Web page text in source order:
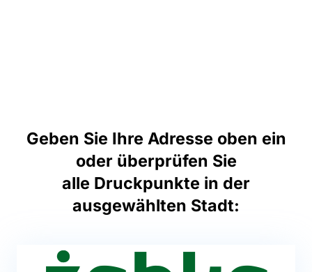
Geben Sie Ihre Adresse oben ein
oder überprüfen Sie
alle Druckpunkte in der
ausgewählten Stadt: